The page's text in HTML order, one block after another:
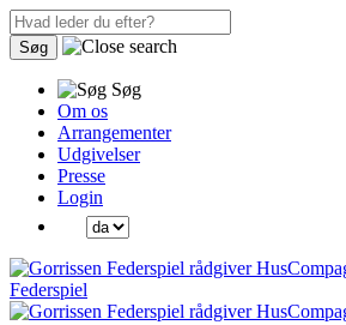
Søg
Søg
Om os
Arrangementer
Udgivelser
Presse
Login